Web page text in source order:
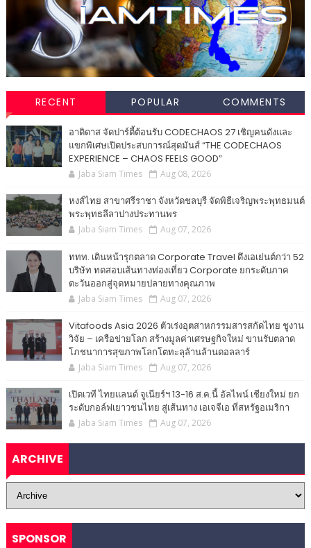
RECENT POPULAR COMMENTS
อาดิดาส จัดปาร์ตี้ต้อนรับ CODECHAOS 27 เชิญคนดังและ
แขกพิเศษเปิดประสบการณ์สุดมันส์ “THE CODECHAOS
EXPERIENCE – CHAOS FEELS GOOD”
Jaba Siam Times Aug 08, 2026
หงส์ไทย สาขาศรีราชา จังหวัดชลบุรี จัดพิธีเจริญพระพุทธมนต์
พระพุทธลีลาปางประทานพร
Jaba Siam Times Aug 07, 2026
ททท. เดินหน้ารุกตลาด Corporate Travel ดึงเอเย่นต์กว่า 52
บริษัท ทดสอบเส้นทางท่องเที่ยว Corporate ยกระดับภาค
ตะวันออกสู่จุดหมายปลายทางคุณภาพ
Jaba Siam Times Aug 07, 2026
Vitafoods Asia 2026 ตัวเร่งอุตสาหกรรมสารสกัดไทย ชูงาน
วิจัย – เครือข่ายโลก สร้างมูลค่าเศรษฐกิจใหม่ ขานรับตลาด
โภชนาการสุขภาพโลกโตทะลุล้านล้านดอลลาร์
Jaba Siam Times Aug 07, 2026
เปิดเวที ไทยแลนด์ จูเนียร์ฯ 13-16 ส.ค.นี้ อัลไพน์ เชียงใหม่ ยก
ระดับกอล์ฟเยาวชนไทย สู่เส้นทาง เอเจจีเอ ที่สหรัฐอเมริกา
Jaba Siam Times Aug 07, 2026
ARCHIVE
SPONSOR